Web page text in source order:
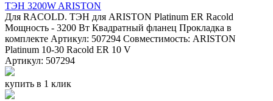
ТЭН 3200W ARISTON
Для RACOLD. ТЭН для ARISTON Platinum ER Racold
Мощность - 3200 Вт Квадратный фланец Прокладка в
комплекте Артикул: 507294 Совместимость: ARISTON
Platinum 10-30 Racold ER 10 V
Артикул: 507294
купить в 1 клик